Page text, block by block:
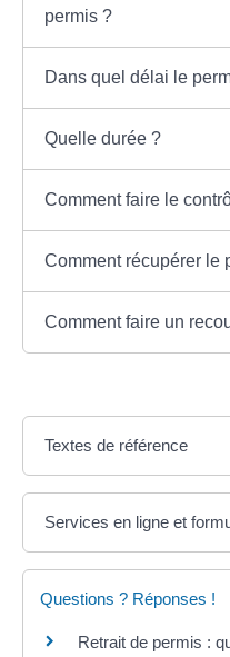
permis ?
Dans quel délai le
Quelle durée ?
Comment faire le
Comment récupérer le
Comment faire un
Textes de référence
Services en ligne et
Questions ? Réponses !
Retrait de permis :